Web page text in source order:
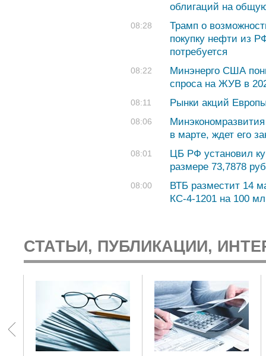
облигаций на
08:28
Трамп о
покупку нефти из
потребуется
08:22
Минэнерго США
спроса на ЖУВ в
08:11 Рынки акций
08:06
в марте, ждет его
08:01
ЦБ РФ установил
размере 73,7878
08:00
ВТБ разместит 14
КС-4-1201 на 100
СТАТЬИ, ПУБЛИКАЦИИ,